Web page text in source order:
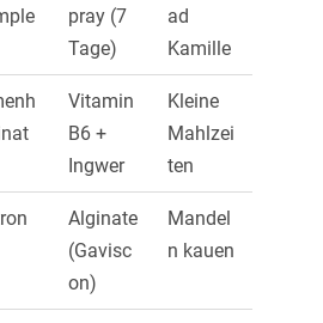
pray (7
Tage)
ad
Kamille
Vitamin
B6 +
Ingwer
Kleine
Mahlzei
ten
Alginate
(Gavisc
on)
Mandel
n kauen